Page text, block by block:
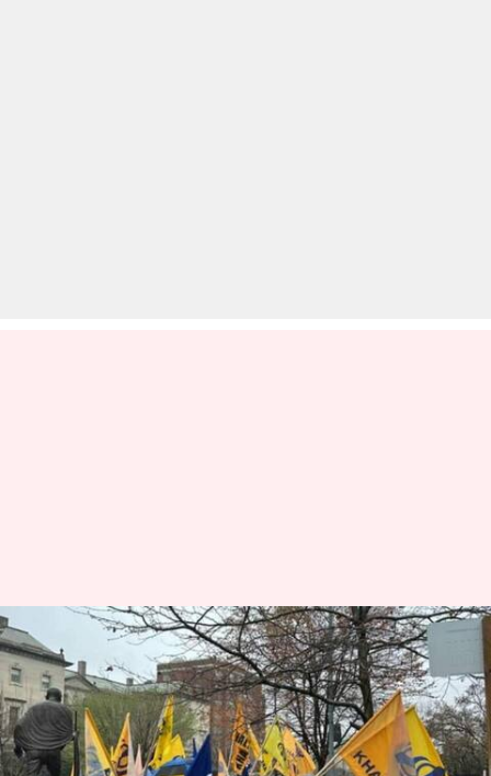
कनाडा: पील पुलिस ने ब्रैम्पटन मंदिर
विवाद के वीडियो में दिखे पुलिस
अधिकारी को दोषमुक्त किया
लेखन भारत शर्मा Nov 15, 2024 12:22 pm